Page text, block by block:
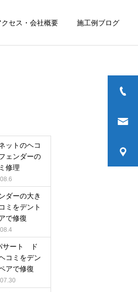
クセス・会社概要 施工例ブログ
ットのヘコ
ェンダーの
修理
ダーの大き
ミをデント
で修復
サート ド
コミをデン
アで修復